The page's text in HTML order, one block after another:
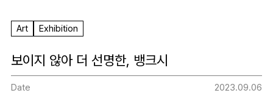
Art Exhibition
보이지 않아 더 선명한, 뱅크시
Date 2023.09.06